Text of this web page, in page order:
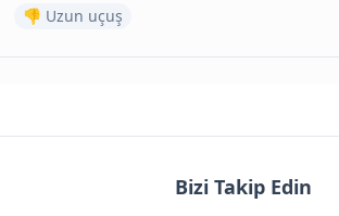
👎 Uzun uçuş
Bizi Takip Edin